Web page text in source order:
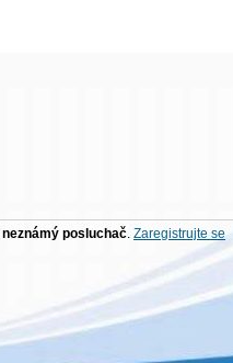
neznámý posluchač. Zaregistrujte se